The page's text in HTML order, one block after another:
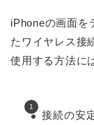
iPhoneの画面を
たワイヤレス接
使用する方法に
接続の安